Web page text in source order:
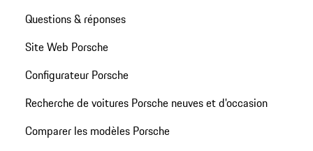
Questions & réponses
Site Web Porsche
Configurateur Porsche
Recherche de voitures Porsche neuves et d'occasion
Comparer les modèles Porsche